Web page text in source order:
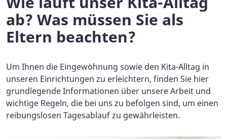
ab? Was müssen Sie als
Eltern beachten?
Um Ihnen die Eingewöhnung sowie den Kita-Alltag in
unseren Einrichtungen zu erleichtern, finden Sie hier
grundlegende Informationen über unsere Arbeit und
wichtige Regeln, die bei uns zu befolgen sind, um einen
reibungslosen Tagesablauf zu gewährleisten.